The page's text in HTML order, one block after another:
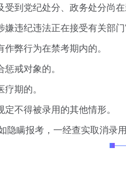
受到党纪处分、政务处分尚
嫌违纪违法正在接受有关部门
弊行为在禁考期内的。
戒对象的。
期的。
不得被录用的其他情形。
隐瞒报考，一经查实取消录